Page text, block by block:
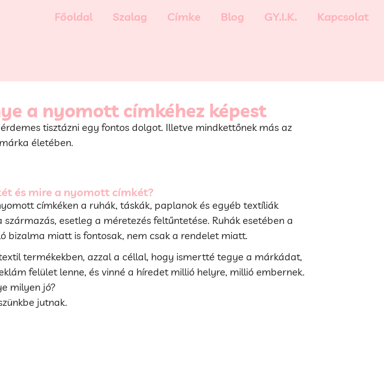
Főoldal Szalag Címke Blog GY.I.K. Kapcsolat
a nyomott címkéhez képest
tisztázni egy fontos dolgot. Illetve mindkettőnek más az
életében.
és mire a nyomott címkét?
címkéken a ruhák, táskák, paplanok és egyéb textíliák
esetleg a méretezés feltűntetése. Ruhák esetében a
bizalma miatt is fontosak, nem csak a rendelet miatt.
termékekben, azzal a céllal, hogy ismertté tegye a márkádat,
felület lenne, és vinné a híredet millió helyre, millió embernek.
milyen jó?
jutnak.